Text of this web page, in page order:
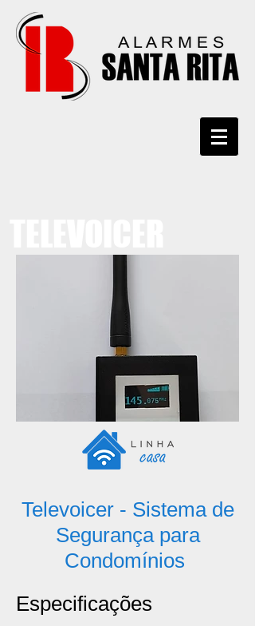
Televoicer - Sistema de
Segurança para
Condomínios
Especificações